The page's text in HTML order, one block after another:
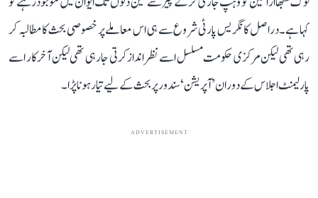
کہا ہے۔ دراصل کانگریس پارٹی شروع سے ہی اس معاملے پر خصوصی بحث کا مطالبہ کر
رہی تھی لیکن مرکزی حکومت مسلسل اسے نظر انداز کرتی جا رہی تھی لیکن آخر کار اسے
پارلیمنٹ اجلاس کے دوران ’آپریشن‘ سندور پر بحث کے لیے تیار ہونا پڑا۔
ADVERTISEMENT